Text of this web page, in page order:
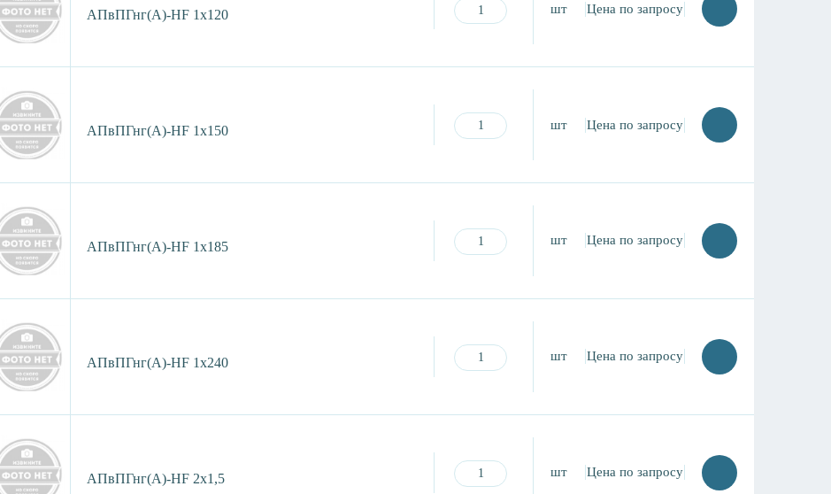
АПвПГнг(А)-HF 1х120 шт Цена по запросу
АПвПГнг(А)-HF 1х150 шт Цена по запросу
АПвПГнг(А)-HF 1х185 шт Цена по запросу
АПвПГнг(А)-HF 1х240 шт Цена по запросу
АПвПГнг(А)-HF 2х1,5 шт Цена по запросу